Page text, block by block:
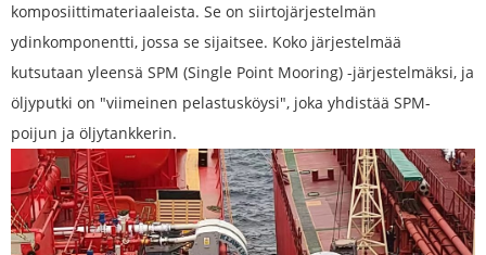
komposiittimateriaaleista. Se on siirtojärjestelmän
ydinkomponentti, jossa se sijaitsee. Koko järjestelmää
kutsutaan yleensä SPM (Single Point Mooring) -järjestelmäksi, ja
öljyputki on "viimeinen pelastusköysi", joka yhdistää SPM-
poijun ja öljytankkerin.